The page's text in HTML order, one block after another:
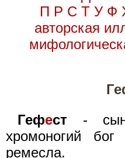
П Р С Т У Ф
авторская
Гефест - сын
хромоногий бог
ремесла.